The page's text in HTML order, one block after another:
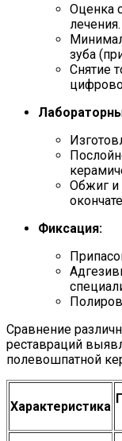
Оценка
лечения.
зуба
Снятие
Обжиг и
Фиксация:
Сравнение
реставраций
полевошпатной
Характеристика